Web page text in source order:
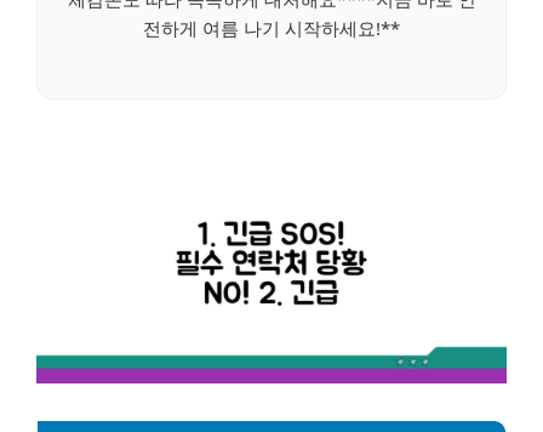
전하게 여름 나기 시작하세요!**